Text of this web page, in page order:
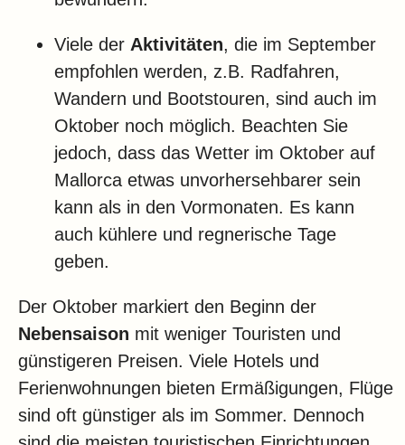
Viele der Aktivitäten, die im September
empfohlen werden, z.B. Radfahren,
Wandern und Bootstouren, sind auch im
Oktober noch möglich. Beachten Sie
jedoch, dass das Wetter im Oktober auf
Mallorca etwas unvorhersehbarer sein
kann als in den Vormonaten. Es kann
auch kühlere und regnerische Tage
geben.
Der Oktober markiert den Beginn der
Nebensaison mit weniger Touristen und
günstigeren Preisen. Viele Hotels und
Ferienwohnungen bieten Ermäßigungen, Flüge
sind oft günstiger als im Sommer. Dennoch